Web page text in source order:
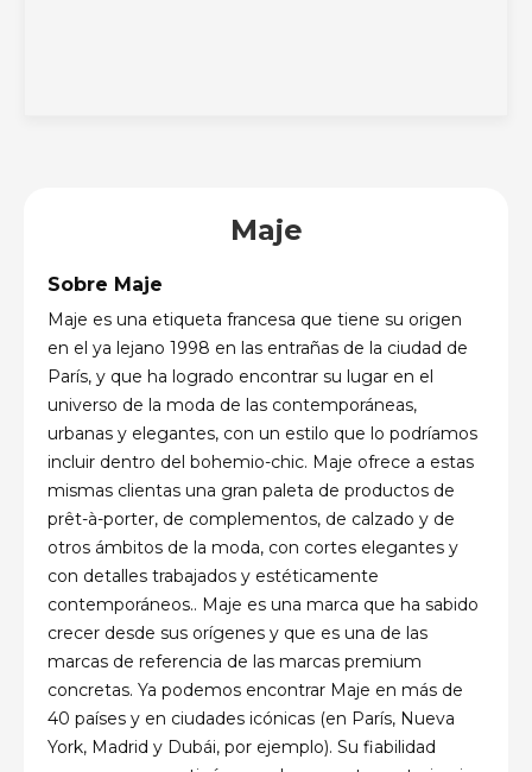
Maje
Sobre Maje
Maje es una etiqueta francesa que tiene su origen
en el ya lejano 1998 en las entrañas de la ciudad de
París, y que ha logrado encontrar su lugar en el
universo de la moda de las contemporáneas,
urbanas y elegantes, con un estilo que lo podríamos
incluir dentro del bohemio-chic. Maje ofrece a estas
mismas clientas una gran paleta de productos de
prêt-à-porter, de complementos, de calzado y de
otros ámbitos de la moda, con cortes elegantes y
con detalles trabajados y estéticamente
contemporáneos.. Maje es una marca que ha sabido
crecer desde sus orígenes y que es una de las
marcas de referencia de las marcas premium
concretas. Ya podemos encontrar Maje en más de
40 paí­ses y en ciudades icónicas (en París, Nueva
York, Madrid y Dubái­, por ejemplo). Su fiabilidad